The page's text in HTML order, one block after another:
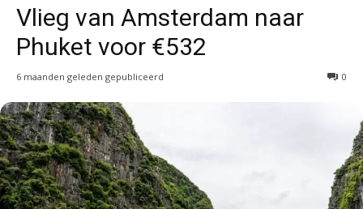
Vlieg van Amsterdam naar
Phuket voor €532
6 maanden geleden gepubliceerd 0